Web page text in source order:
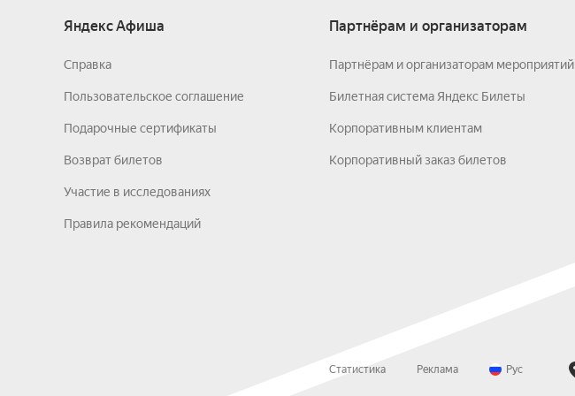
Яндекс Афиша
Справка
Пользовательское соглашение
Подарочные сертификаты
Возврат билетов
Участие в исследованиях
Правила рекомендаций
Партнёрам и организаторам
Партнёрам и организаторам мероприятий
Билетная система Яндекс Билеты
Корпоративным клиентам
Корпоративный заказ билетов
Статистика Реклама Рус